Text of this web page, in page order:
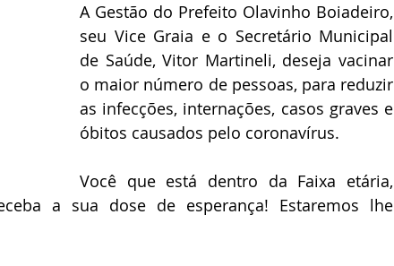
A Gestão do Prefeito Olavinho Boiadeiro,
seu Vice Graia e o Secretário Municipal
de Saúde, Vitor Martineli, deseja vacinar
o maior número de pessoas, para reduzir
as infecções, internações, casos graves e
óbitos causados pelo coronavírus.
Você que está dentro da Faixa etária,
a sua dose de esperança! Estaremos lhe